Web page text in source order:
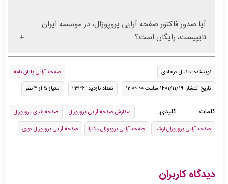
آیا صدور فاکتور صفحه آرایی پروپوزال، در موسسه ایران
تایپیست، رایگان است؟
نویسنده: دانیال فرهادی
صفحه آرایی پایان نامه
تاریخ انتشار: 1401/11/19 ساعت 12:00:00
تعداد بازدید: 2336 امتیاز 5 از 4 نظر
کلمات کلیدی: سفارش صفحه آرایی پروپوزال
صفحه بندی پروپوزال
صفحه آرایی پروپوزال ارشد
صفحه آرایی پروپوزال دکترا صفحه آرایی پروپوزال فوری
دیدگاه کاربران